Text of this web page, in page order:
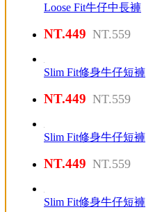
Loose Fit牛仔中長褲
NT.449 NT.559
Slim Fit修身牛仔短褲
NT.449 NT.559
Slim Fit修身牛仔短褲
NT.449 NT.559
Slim Fit修身牛仔短褲